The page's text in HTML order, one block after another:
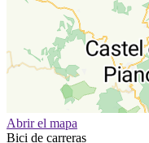
Abrir el mapa
Bici de carreras